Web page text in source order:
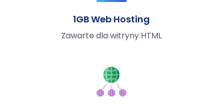
1GB Web Hosting
Zawarte dla witryny HTML